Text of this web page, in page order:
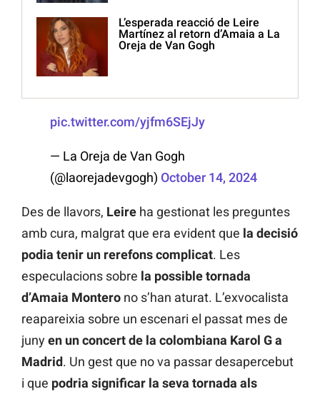
L’esperada reacció de Leire
Martínez al retorn d’Amaia a La
Oreja de Van Gogh
pic.twitter.com/yjfm6SEjJy
— La Oreja de Van Gogh
(@laorejadevgogh) October 14, 2024
Des de llavors, Leire ha gestionat les preguntes
amb cura, malgrat que era evident que la decisió
podia tenir un rerefons complicat. Les
especulacions sobre la possible tornada
d’Amaia Montero no s’han aturat. L’exvocalista
reapareixia sobre un escenari el passat mes de
juny en un concert de la colombiana Karol G a
Madrid. Un gest que no va passar desapercebut
i que podria significar la seva tornada als